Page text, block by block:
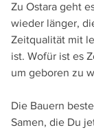
Zu Ostara geht
wieder länger,
Zeitqualität mit
ist. Wofür ist es
um geboren zu
Die Bauern
Samen, die Du